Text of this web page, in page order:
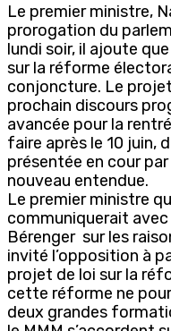
Le premier ministre,
prorogation du
lundi soir, il ajoute
sur la réforme
conjoncture. Le
prochain discours
avancée pour la
faire après le 10 juin,
présentée en cour
nouveau entendue.
Le premier ministre
communiquerait avec
Bérenger sur les
invité l’opposition à
projet de loi sur la
cette réforme ne
deux grandes